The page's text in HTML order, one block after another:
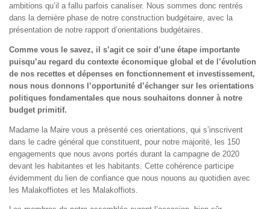
ambitions qu’il a fallu parfois canaliser. Nous sommes donc rentrés
dans la dernière phase de notre construction budgétaire, avec la
présentation de notre rapport d’orientations budgétaires.
Comme vous le savez, il s’agit ce soir d’une étape importante
puisqu’au regard du contexte économique global et de l’évolution
de nos recettes et dépenses en fonctionnement et investissement,
nous nous donnons l’opportunité d’échanger sur les orientations
politiques fondamentales que nous souhaitons donner à notre
budget primitif.
Madame la Maire vous a présenté ces orientations, qui s’inscrivent
dans le cadre général que constituent, pour notre majorité, les 150
engagements que nous avons portés durant la campagne de 2020
devant les habitantes et les habitants. Cette cohérence participe
évidemment du lien de confiance que nous nouons au quotidien avec
les Malakoffiotes et les Malakoffiots.